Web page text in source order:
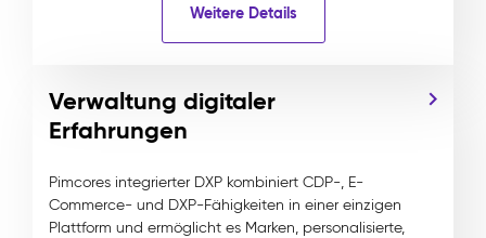
Weitere Details
Verwaltung digitaler
Erfahrungen
Pimcores integrierter DXP kombiniert CDP-, E-
Commerce- und DXP-Fähigkeiten in einer einzigen
Plattform und ermöglicht es Marken, personalisierte,